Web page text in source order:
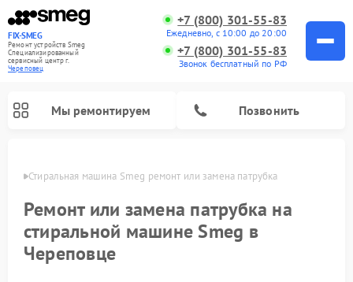
FIX-SMEG
Ремонт устройств Smeg
Специализированный
cервисный центр г.
Череповец
+7 (800) 301-55-83
Ежедневно, с 10:00 до 20:00
+7 (800) 301-55-83
Звонок бесплатный по РФ
Мы ремонтируем Позвонить
Стиральная машина Smeg ремонт или замена патрубка
Ремонт или замена патрубка на
стиральной машине Smeg в
Череповце